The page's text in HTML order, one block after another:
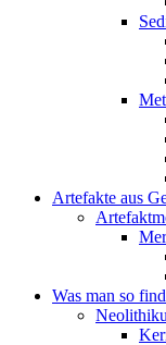
Artefakte aus
Was man so